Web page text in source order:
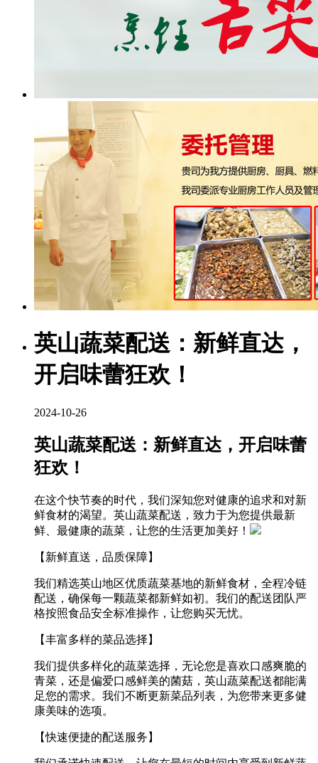
英山蔬菜配送：新鲜直达，
开启味蕾狂欢！
2024-10-26
英山蔬菜配送：新鲜直达，开启味蕾
狂欢！
在这个快节奏的时代，我们深知您对健康的追求和对新
鲜食材的渴望。英山蔬菜配送，致力于为您提供最新
鲜、最健康的蔬菜，让您的生活更加美好！
【新鲜直送，品质保障】
我们精选英山地区优质蔬菜基地的新鲜食材，全程冷链
配送，确保每一颗蔬菜都新鲜如初。我们的配送团队严
格按照食品安全标准操作，让您购买无忧。
【丰富多样的菜品选择】
我们提供多样化的蔬菜选择，无论您是喜欢口感爽脆的
青菜，还是偏爱口感鲜美的菌菇，英山蔬菜配送都能满
足您的需求。我们不断更新菜品列表，为您带来更多健
康美味的选项。
【快速便捷的配送服务】